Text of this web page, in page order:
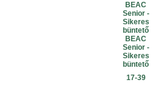
BEAC
Senior -
Sikeres
büntető
BEAC
Senior -
Sikeres
büntető
17-39